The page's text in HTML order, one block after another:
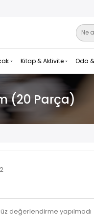
Kitap & Aktivite Oda
(20 Parça)
değerlendirme yapılmadı